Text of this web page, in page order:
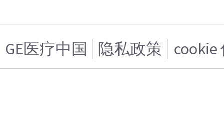
GE医疗中国 隐私政策 cookie